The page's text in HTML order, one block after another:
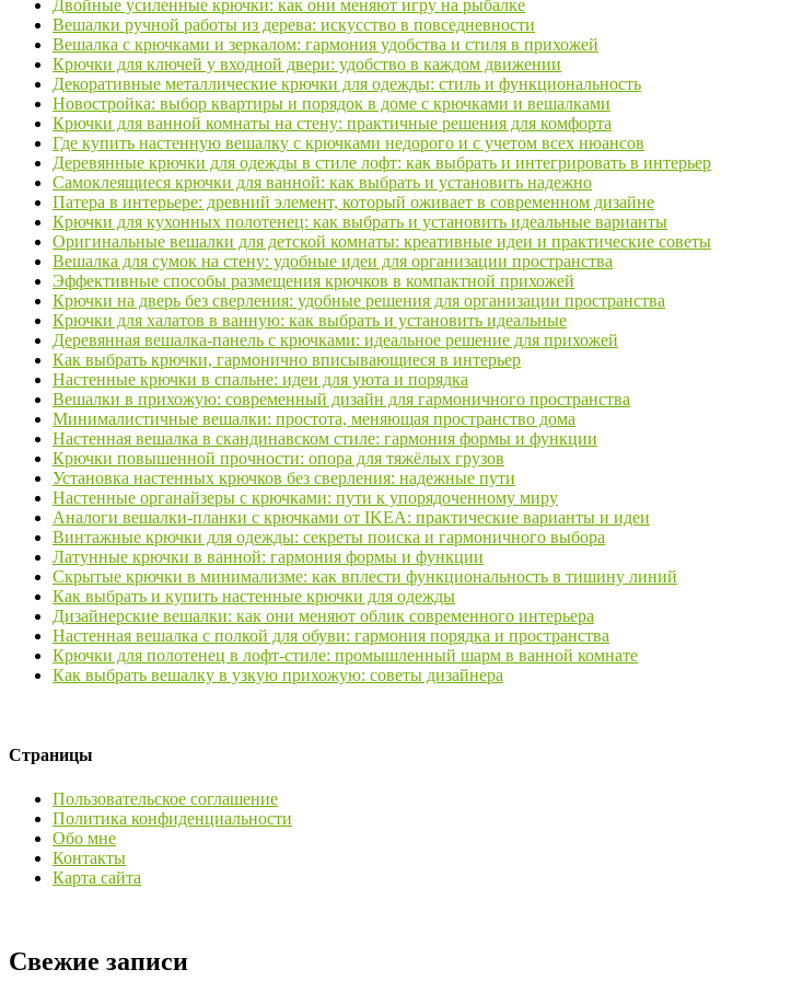
Двойные усиленные крючки: как они меняют игру на рыбалке
Вешалки ручной работы из дерева: искусство в повседневности
Вешалка с крючками и зеркалом: гармония удобства и стиля в прихожей
Крючки для ключей у входной двери: удобство в каждом движении
Декоративные металлические крючки для одежды: стиль и функциональность
Новостройка: выбор квартиры и порядок в доме с крючками и вешалками
Крючки для ванной комнаты на стену: практичные решения для комфорта
Где купить настенную вешалку с крючками недорого и с учетом всех нюансов
Деревянные крючки для одежды в стиле лофт: как выбрать и интегрировать в интерьер
Самоклеящиеся крючки для ванной: как выбрать и установить надежно
Патера в интерьере: древний элемент, который оживает в современном дизайне
Крючки для кухонных полотенец: как выбрать и установить идеальные варианты
Оригинальные вешалки для детской комнаты: креативные идеи и практические советы
Вешалка для сумок на стену: удобные идеи для организации пространства
Эффективные способы размещения крючков в компактной прихожей
Крючки на дверь без сверления: удобные решения для организации пространства
Крючки для халатов в ванную: как выбрать и установить идеальные
Деревянная вешалка-панель с крючками: идеальное решение для прихожей
Как выбрать крючки, гармонично вписывающиеся в интерьер
Настенные крючки в спальне: идеи для уюта и порядка
Вешалки в прихожую: современный дизайн для гармоничного пространства
Минималистичные вешалки: простота, меняющая пространство дома
Настенная вешалка в скандинавском стиле: гармония формы и функции
Крючки повышенной прочности: опора для тяжёлых грузов
Установка настенных крючков без сверления: надежные пути
Настенные органайзеры с крючками: пути к упорядоченному миру
Аналоги вешалки-планки с крючками от IKEA: практические варианты и идеи
Винтажные крючки для одежды: секреты поиска и гармоничного выбора
Латунные крючки в ванной: гармония формы и функции
Скрытые крючки в минимализме: как вплести функциональность в тишину линий
Как выбрать и купить настенные крючки для одежды
Дизайнерские вешалки: как они меняют облик современного интерьера
Настенная вешалка с полкой для обуви: гармония порядка и пространства
Крючки для полотенец в лофт-стиле: промышленный шарм в ванной комнате
Как выбрать вешалку в узкую прихожую: советы дизайнера
Страницы
Пользовательское соглашение
Политика конфиденциальности
Обо мне
Контакты
Карта сайта
Свежие записи